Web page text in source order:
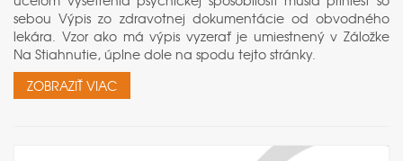
sebou Výpis zo zdravotnej dokumentácie od obvodného
lekára. Vzor ako má výpis vyzerať je umiestnený v Záložke
Na Stiahnutie, úplne dole na spodu tejto stránky.
ZOBRAZIŤ VIAC